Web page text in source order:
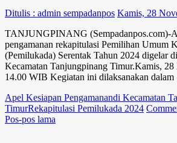
Ditulis : admin sempadanpos Kamis, 28
TANJUNGPINANG (Sempadanpos.com)-
pengamanan rekapitulasi Pemilihan Umum
(Pemilukada) Serentak Tahun 2024 digelar
Kecamatan Tanjungpinang Timur.Kamis,
14.00 WIB Kegiatan ini dilaksanakan
Apel Kesiapan Pengamanandi Kecamatan
TimurRekapitulasi Pemilukada 2024
Navigasi
Pos-pos lama